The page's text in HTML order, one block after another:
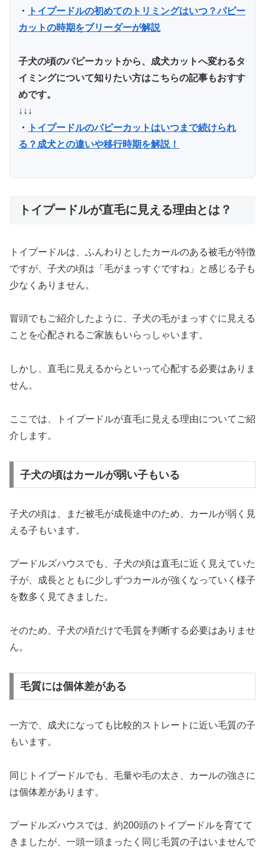
・
トイプードルの初めてのトリミングはいつ？パピー
カットの時期をブリーダーが解説
子犬の頃のパピーカットから、成犬カットへ変わるタ
イミングについて知りたい方はこちらの記事もおすす
めです。
↓↓↓
・
トイプードルのパピーカットはいつまで続けられ
る？成犬との違いや移行時期を解説！
トイプードルが直毛に見える理由とは？
トイプードルは、ふんわりとしたカールのある被毛が特徴
ですが、子犬の頃は「毛がまっすぐですね」と感じる子も
少なくありません。
冒頭でもご紹介したように、子犬の毛がまっすぐに見える
ことを心配されるご家族もいらっしゃいます。
しかし、直毛に見えるからといって心配する必要はありま
せん。
ここでは、トイプードルが直毛に見える理由についてご紹
介します。
子犬の頃はカールが弱い子もいる
子犬の頃は、まだ被毛が成長途中のため、カールが弱く見
える子もいます。
プードルズハウスでも、子犬の頃は直毛に近く見えていた
子が、成長とともに少しずつカールが強くなっていく様子
を数多く見てきました。
そのため、子犬の頃だけで毛質を判断する必要はありませ
ん。
毛質には個体差がある
一方で、成犬になっても比較的ストレートに近い毛質の子
もいます。
同じトイプードルでも、毛量や毛の太さ、カールの強さに
は個体差があります。
プードルズハウスでは、約200頭のトイプードルを育てて
きましたが、一頭一頭まったく同じ毛質の子はいませんで